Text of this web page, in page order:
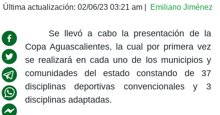
Última actualización: 02/06/23 03:21 am| Emiliano Jiménez
Se llevó a cabo la presentación de la
Copa Aguascalientes, la cual por primera vez
se realizará en cada uno de los municipios y
comunidades del estado constando de 37
disciplinas deportivas convencionales y 3
disciplinas adaptadas.